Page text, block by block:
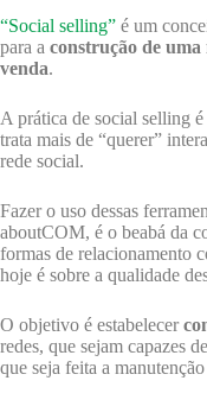
“Social selling” é um
para a construção de uma
venda.
A prática de social selling
trata mais de “querer”
rede social.
Fazer o uso dessas
aboutCOM, é o beabá da
formas de relacionamento
hoje é sobre a qualidade
O objetivo é estabelecer
redes, que sejam capazes
que seja feita a